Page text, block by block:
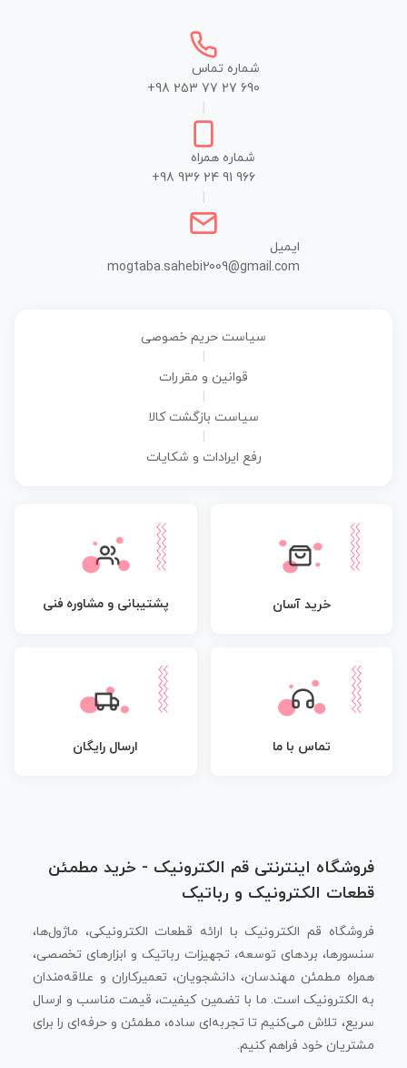
شماره تماس
+98 253 77 27 690
شماره همراه
+98 936 24 91 966
ایمیل
mogtaba.sahebi2009@gmail.com
سیاست حریم خصوصی
قوانین و مقررات
سیاست بازگشت کالا
رفع ایرادات و شکایات
خرید آسان پشتیبانی و مشاوره فنی
تماس با ما ارسال رایگان
فروشگاه اینترنتی قم الکترونیک - خرید مطمئن
قطعات الکترونیک و رباتیک
فروشگاه قم الکترونیک با ارائه قطعات الکترونیکی، ماژول‌ها،
سنسورها، بردهای توسعه، تجهیزات رباتیک و ابزارهای تخصصی،
همراه مطمئن مهندسان، دانشجویان، تعمیرکاران و علاقه‌مندان
به الکترونیک است. ما با تضمین کیفیت، قیمت مناسب و ارسال
سریع، تلاش می‌کنیم تا تجربه‌ای ساده، مطمئن و حرفه‌ای را برای
مشتریان خود فراهم کنیم.